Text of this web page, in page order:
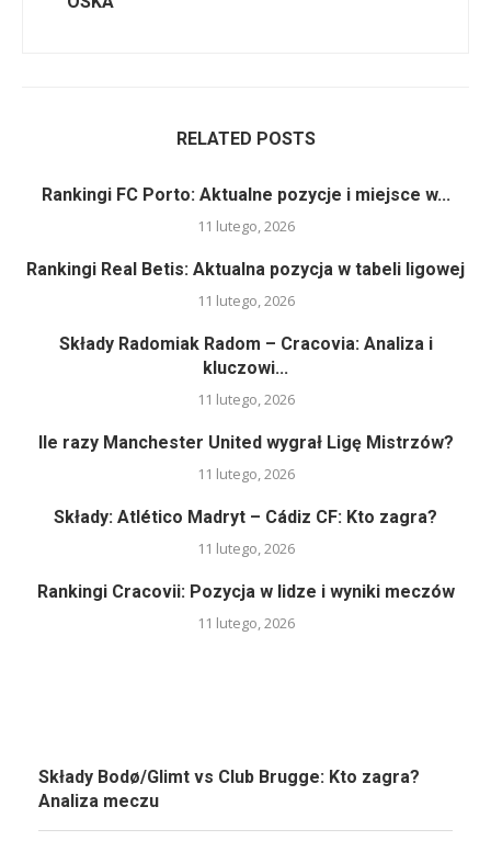
RELATED POSTS
Rankingi FC Porto: Aktualne pozycje i miejsce w...
11 lutego, 2026
Rankingi Real Betis: Aktualna pozycja w tabeli ligowej
11 lutego, 2026
Składy Radomiak Radom – Cracovia: Analiza i
kluczowi...
11 lutego, 2026
Ile razy Manchester United wygrał Ligę Mistrzów?
11 lutego, 2026
Składy: Atlético Madryt – Cádiz CF: Kto zagra?
11 lutego, 2026
Rankingi Cracovii: Pozycja w lidze i wyniki meczów
11 lutego, 2026
Składy Bodø/Glimt vs Club Brugge: Kto zagra?
Analiza meczu